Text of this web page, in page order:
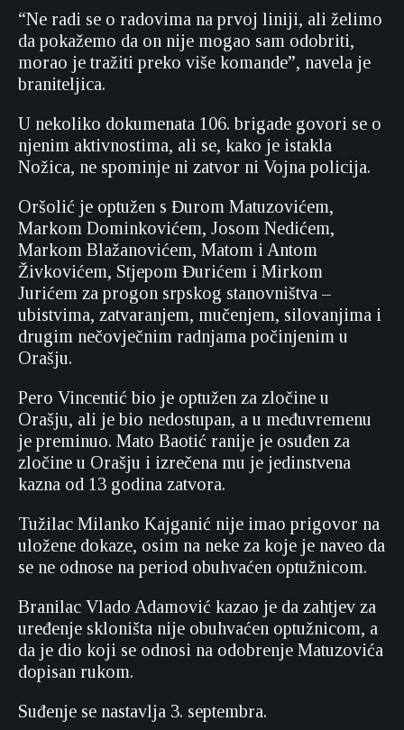
“Ne radi se o radovima na prvoj liniji, ali želimo
da pokažemo da on nije mogao sam odobriti,
morao je tražiti preko više komande”, navela je
braniteljica.
U nekoliko dokumenata 106. brigade govori se o
njenim aktivnostima, ali se, kako je istakla
Nožica, ne spominje ni zatvor ni Vojna policija.
Oršolić je optužen s Đurom Matuzovićem,
Markom Dominkovićem, Josom Nedićem,
Markom Blažanovićem, Matom i Antom
Živkovićem, Stjepom Đurićem i Mirkom
Jurićem za progon srpskog stanovništva –
ubistvima, zatvaranjem, mučenjem, silovanjima i
drugim nečovječnim radnjama počinjenim u
Orašju.
Pero Vincentić bio je optužen za zločine u
Orašju, ali je bio nedostupan, a u međuvremenu
je preminuo. Mato Baotić ranije je osuđen za
zločine u Orašju i izrečena mu je jedinstvena
kazna od 13 godina zatvora.
Tužilac Milanko Kajganić nije imao prigovor na
uložene dokaze, osim na neke za koje je naveo da
se ne odnose na period obuhvaćen optužnicom.
Branilac Vlado Adamović kazao je da zahtjev za
uređenje skloništa nije obuhvaćen optužnicom, a
da je dio koji se odnosi na odobrenje Matuzovića
dopisan rukom.
Suđenje se nastavlja 3. septembra.